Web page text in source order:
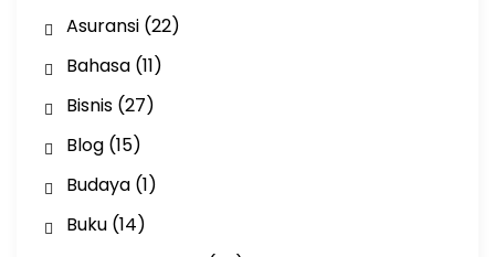
Asuransi(22)
Bahasa(11)
Bisnis(27)
Blog(15)
Budaya(1)
Buku(14)